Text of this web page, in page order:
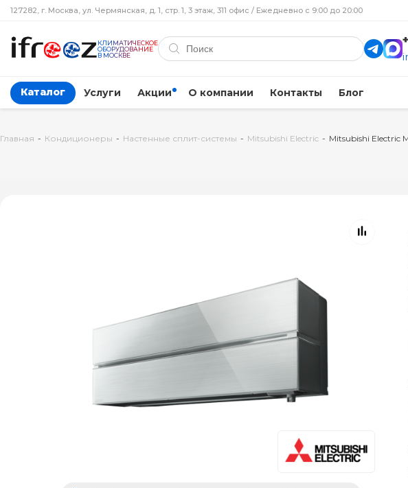
127282, г. Москва, ул. Чермянская, д. 1, стр. 1, 3 этаж, 311 офис / Ежедневно с 9:00 до 20:00
КЛИМАТИЧЕСКОЕ
ОБОРУДОВАНИЕ
В МОСКВЕ
Каталог Услуги Акции О компании Контакты Блог
Главная - Кондиционеры - Настенные сплит-системы - Mitsubishi Electric - Mitsubishi Electric